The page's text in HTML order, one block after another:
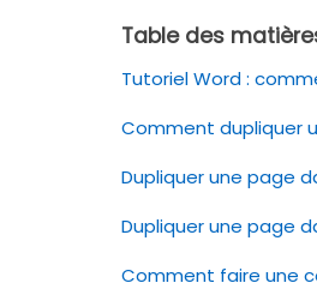
Table des
Tutoriel Word :
Comment dupliquer
Dupliquer une page
Dupliquer une page
Comment faire une